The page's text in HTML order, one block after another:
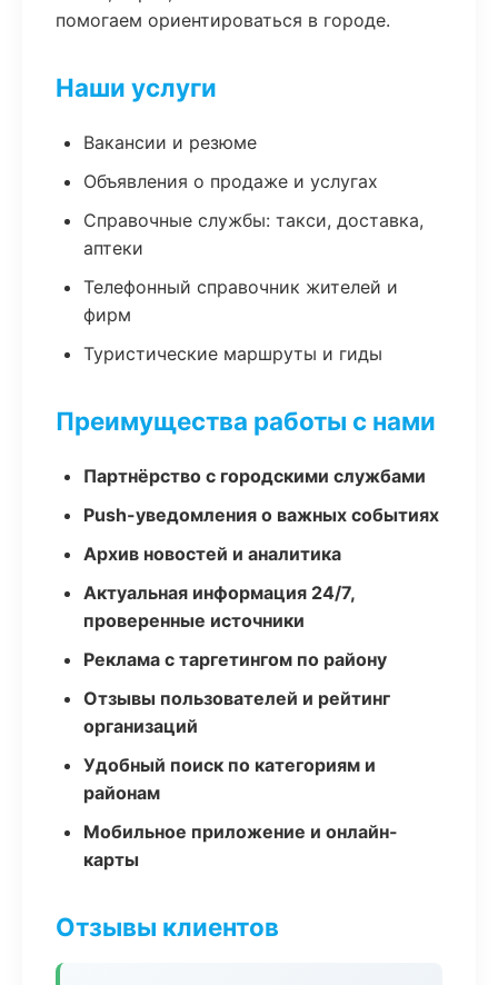
помогаем ориентироваться в городе.
Наши услуги
Вакансии и резюме
Объявления о продаже и услугах
Справочные службы: такси, доставка,
аптеки
Телефонный справочник жителей и
фирм
Туристические маршруты и гиды
Преимущества работы с нами
Партнёрство с городскими службами
Push-уведомления о важных событиях
Архив новостей и аналитика
Актуальная информация 24/7,
проверенные источники
Реклама с таргетингом по району
Отзывы пользователей и рейтинг
организаций
Удобный поиск по категориям и
районам
Мобильное приложение и онлайн-
карты
Отзывы клиентов